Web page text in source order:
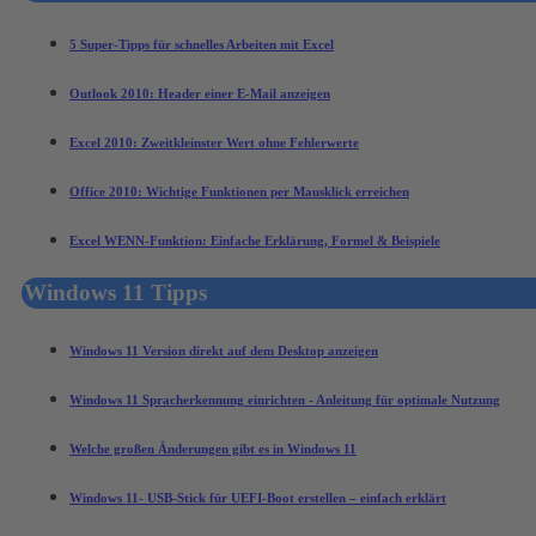
5 Super-Tipps für schnelles Arbeiten mit Excel
Outlook 2010: Header einer E-Mail anzeigen
Excel 2010: Zweitkleinster Wert ohne Fehlerwerte
Office 2010: Wichtige Funktionen per Mausklick erreichen
Excel WENN-Funktion: Einfache Erklärung, Formel & Beispiele
Windows 11 Tipps
Windows 11 Version direkt auf dem Desktop anzeigen
Windows 11 Spracherkennung einrichten - Anleitung für optimale Nutzung
Welche großen Änderungen gibt es in Windows 11
Windows 11- USB-Stick für UEFI-Boot erstellen – einfach erklärt